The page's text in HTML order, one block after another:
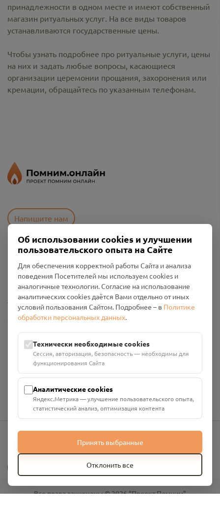
принадлежности в одном месте и имеют собственный
магазин ритуальных услуг. На все виды товаров
устанавливаются государственные цены.
Чтобы узнать подробнее про ритуальные услуги, цены
на них и задать любые вопросы, касающиеся
организации церемонии прощания, захоронения или
кремации, обращайтесь по указанным телефонам.
Напишите нам
Политика конфиденциальности
Промо-материалы
Настройки cookies
Общество с ограниченной ответственностью «Смоленский
Проект Помним»
ИНН: 6700029207 ОГРН: 1256700001986
Юридический адрес: 216790, Смоленская область, р-н
Руднянский, г. Рудня, улица Западная, д. 26А, пом. 18
Номер счёта: 40702810901130004287 в АО "АЛЬФА-БАНК"
info@pomnim.online
Все права защищены ©2026“Проект Помним”
Об использовании cookies и улучшении
пользовательского опыта на Сайте
Для обеспечения корректной работы Сайта и анализа
поведения Посетителей мы используем cookies и
аналогичные технологии. Согласие на использование
аналитических cookies даётся Вами отдельно от иных
условий пользования Сайтом. Подробнее – в Политике
обработки персональных данных.
Технически необходимые cookies
Сессия, авторизация, безопасность — необходимы для
функционирования Сайта
Аналитические cookies
Яндекс.Метрика — улучшение пользовательского опыта,
статистический анализ, оптимизация контента
Принять выбранные
Отклонить все